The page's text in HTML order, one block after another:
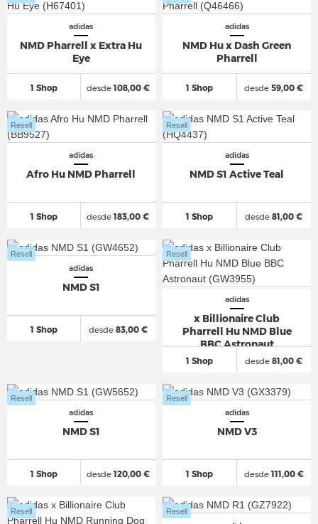
adidas
NMD Pharrell x Extra Hu
Eye
1 Shop desde108,00 €
adidas
NMD Hu x Dash Green
Pharrell
1 Shop desde 59,00 €
adidas
Afro Hu NMD Pharrell
1 Shop
Resell
desde183,00 €
adidas
NMD S1 Active Teal
1 Shop
Resell
desde 81,00 €
adidas
NMD S1
1 Shop
Resell
desde83,00 €
adidas
x Billionaire Club
Pharrell Hu NMD Blue
BBC Astronaut
1 Shop
Resell
desde 81,00 €
adidas
NMD S1
1 Shop
Resell
desde120,00 €
adidas
NMD V3
1 Shop
Resell
desde111,00 €
Resell Resell